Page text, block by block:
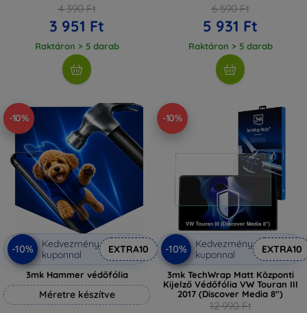
4 390 Ft
3 951 Ft
Raktáron > 5 darab
6 590 Ft
5 931 Ft
Raktáron > 5 darab
-10%
-10%
Kedvezmény
kuponnal
EXTRA10
3mk Hammer védőfólia
Méretre készítve
-10%
-10%
Kedvezmény
kuponnal
EXTRA10
3mk TechWrap Matt Központi
Kijelző Védőfólia VW Touran III
2017 (Discover Media 8")
12 990 Ft